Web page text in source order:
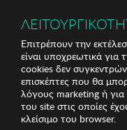
Επιτρέπουν την
είναι υποχρεωτικά για
cookies δεν
επισκέπτες που θα
λόγους marketing ή
του site στις οποίες
κλείσιμο του browser.